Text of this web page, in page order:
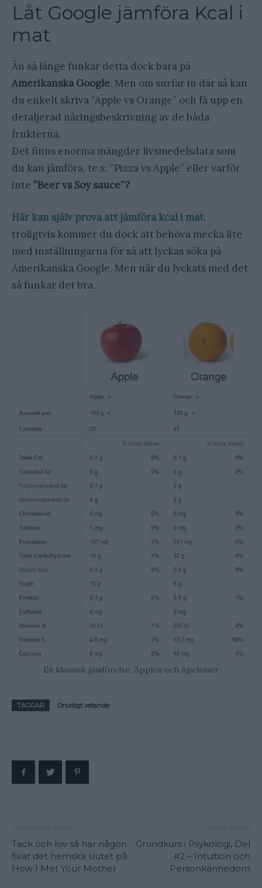
Låt Google jämföra Kcal i
mat
Än så länge funkar detta dock bara på
Amerikanska Google. Men om surfar in där så kan
du enkelt skriva ”Apple vs Orange” och få upp en
detaljerad näringsbeskrivning av de båda
frukterna.
Det finns enorma mängder livsmedelsdata som
du kan jämföra, te.x. ”Pizza vs Apple” eller varför
inte ”Beer vs Soy sauce”?
Här kan själv prova att jämföra kcal i mat,
troligtvis kommer du dock att behöva mecka lite
med inställningarna för så att lyckas söka på
Amerikanska Google. Men när du lyckats med det
så funkar det bra.
En klassisk jämförelse, Äpplen och Apelsiner
TAGGAR Onödigt vetande
Tack och lov så har någon
fixat det hemska slutet på
How I Met Your Mother
Grundkurs i Psykologi, Del
#2 – Intuition och
Personkännedom